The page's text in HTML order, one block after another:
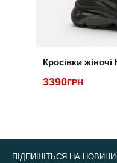
Кросівки
3390ГРН
ПІДПИШІТЬСЯ НА